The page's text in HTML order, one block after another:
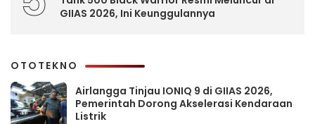
GIIAS 2026, Ini Keunggulannya
OTOTEKNO
Airlangga Tinjau IONIQ 9 di GIIAS 2026,
Pemerintah Dorong Akselerasi Kendaraan
Listrik